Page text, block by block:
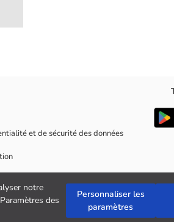
notre
des
Personnaliser les
paramètres
et de sécurité des données